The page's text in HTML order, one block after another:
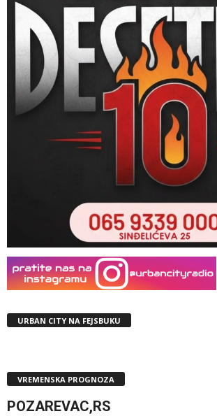
URBAN CITY NA FEJSBUKU
VREMENSKA PROGNOZA
POZAREVAC,RS